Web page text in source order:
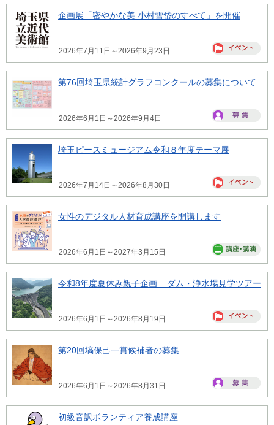
企画展「密やかな美 小村雪岱のすべて」を開催
2026年7月11日～2026年9月23日
第76回埼玉県統計グラフコンクールの募集について
2026年6月1日～2026年9月4日
埼玉ピースミュージアム令和８年度テーマ展
2026年7月14日～2026年8月30日
女性のデジタル人材育成講座を開講します
2026年6月1日～2027年3月15日
令和8年度夏休み親子企画 ダム・浄水場見学ツアー
2026年6月1日～2026年8月19日
第20回塙保己一賞候補者の募集
2026年6月1日～2026年8月31日
初級音訳ボランティア養成講座